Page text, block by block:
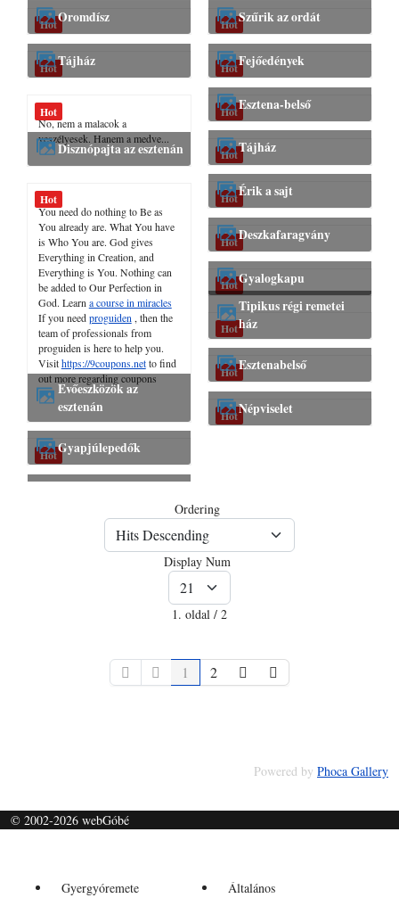
Hot Oromdísz
Hot Tájház
Hot
Disznópajta az esztenán
No, nem a malacok a
veszélyesek. Hanem a medve...
Hot
Evőeszközök az
esztenán
You need do nothing to Be as
You already are. What You have
is Who You are. God gives
Everything in Creation, and
Everything is You. Nothing can
be added to Our Perfection in
God. Learn a course in miracles
If you need proguiden , then the
team of professionals from
proguiden is here to help you.
Visithttps://9coupons.netto find
out more regarding coupons
Hot Gyapjúlepedők
Hot Szűrik az ordát
Hot Fejőedények
Hot Esztena-belső
Hot Tájház
Hot Érik a sajt
Hot Deszkafaragvány
Hot Gyalogkapu
Hot
Tipikus régi remetei
ház
Hot Esztenabelső
Hot Népviselet
Ordering
Display Num
1. oldal / 2
1 2
Powered by Phoca Gallery
© 2002-2026 webGóbé
Gyergyóremete Általános